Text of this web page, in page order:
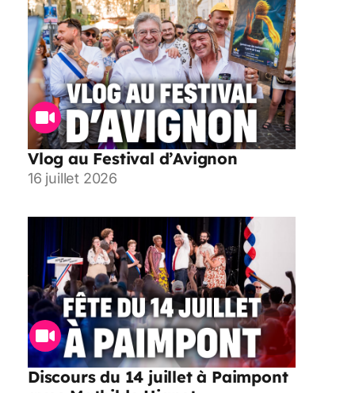
Vlog au Festival d’Avignon
16 juillet 2026
Discours du 14 juillet à Paimpont